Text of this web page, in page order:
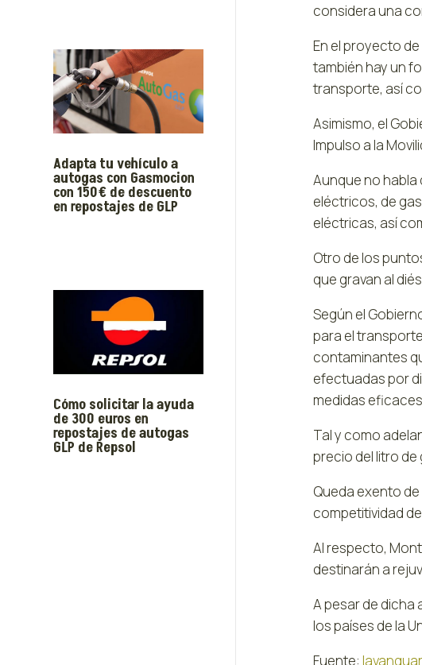
Adapta tu vehículo a
autogas con Gasmocion
con 150€ de descuento
en repostajes de GLP
Cómo solicitar la ayuda
de 300 euros en
repostajes de autogas
GLP de Repsol
considera una
En el proyecto
también hay un
transporte, así
Asimismo, el
Impulso a la
Aunque no
eléctricos, de
eléctricas, así
Otro de los
que gravan al
Según el
para el
contaminantes
efectuadas por
medidas
Tal y como
precio del litro
Queda exento
competitividad
Al respecto,
destinarán a
A pesar de dicha
los países de la
Fuente: